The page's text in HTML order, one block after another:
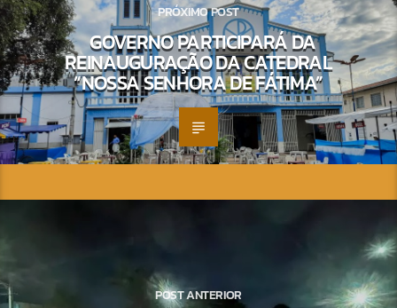
PRÓXIMO POST
GOVERNO PARTICIPARÁ DA
REINAUGURAÇÃO DA CATEDRAL
“NOSSA SENHORA DE FÁTIMA”
POST ANTERIOR